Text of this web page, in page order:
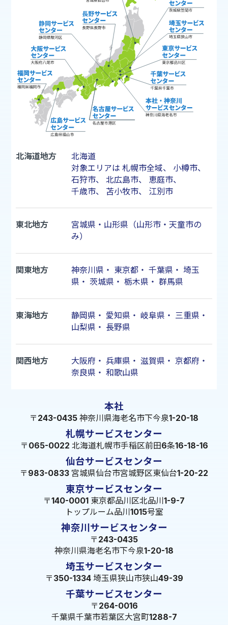
北海道地方
北海道
対象エリアは 札幌市全域、 小樽市、
石狩市、 北広島市、 恵庭市、
千歳市、 苫小牧市、 江別市
東北地方
宮城県・山形県（山形市・天童市の
み）
関東地方 神奈川県 ・ 東京都・ 千葉県 ・ 埼玉
県 ・ 茨城県 ・ 栃木県 ・ 群馬県
東海地方 静岡県 ・ 愛知県 ・ 岐阜県 ・ 三重県 ・
山梨県 ・ 長野県
関西地方 大阪府 ・ 兵庫県 ・ 滋賀県 ・ 京都府 ・
奈良県 ・ 和歌山県
本社
〒243-0435 神奈川県海老名市下今泉1-20-18
札幌サービスセンター
〒065-0022 北海道札幌市手稲区前田6条16-18-16
仙台サービスセンター
〒983-0833 宮城県仙台市宮城野区東仙台1-20-22
東京サービスセンター
〒140-0001 東京都品川区北品川1-9-7
トップルーム品川1015号室
神奈川サービスセンター
〒243-0435
神奈川県海老名市下今泉1-20-18
埼玉サービスセンター
〒350-1334 埼玉県狭山市狭山49-39
千葉サービスセンター
〒264-0016
千葉県千葉市若葉区大宮町1288-7